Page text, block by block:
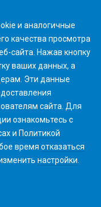
и аналогичные
качества просмотра
сайта. Нажав кнопку
ваших данных, а
Эти данные
сайта. Для
ознакомьтесь с
и Политикой
время отказаться
настройки